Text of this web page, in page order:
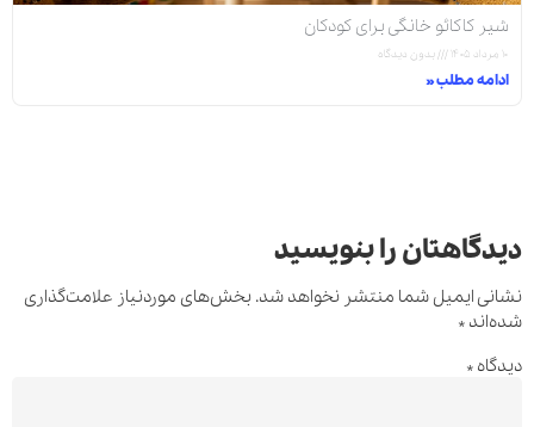
شیر کاکائو خانگی برای کودکان
۱۰ مرداد ۱۴۰۵ بدون دیدگاه
ادامه مطلب »
دیدگاهتان را بنویسید
نشانی ایمیل شما منتشر نخواهد شد. بخش‌های موردنیاز علامت‌گذاری
شده‌اند *
دیدگاه *